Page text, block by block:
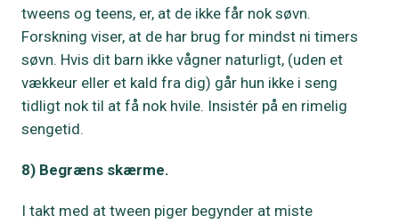
tweens og teens, er, at de ikke får nok søvn.
Forskning viser, at de har brug for mindst ni timers
søvn. Hvis dit barn ikke vågner naturligt, (uden et
vækkeur eller et kald fra dig) går hun ikke i seng
tidligt nok til at få nok hvile. Insistér på en rimelig
sengetid.
8) Begræns skærme.
I takt med at tween piger begynder at miste